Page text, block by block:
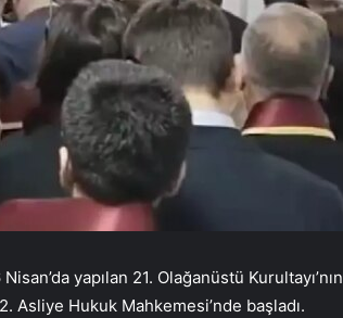
yapılan 21. Olağanüstü Kurultayı’nın
Asliye Hukuk Mahkemesi’nde başladı.